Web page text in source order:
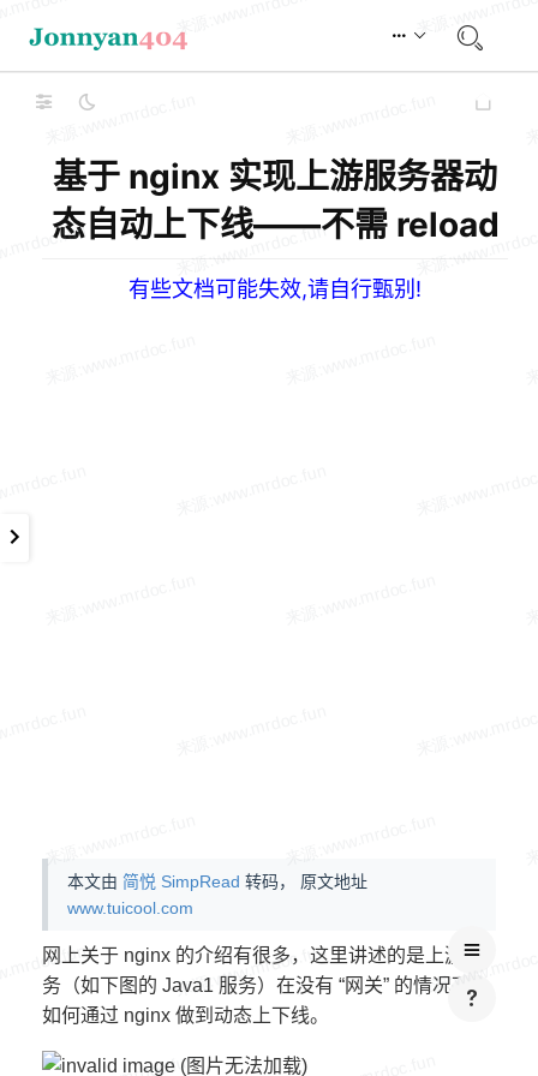
基于 nginx 实现上游服务器动
态自动上下线——不需 reload
有些文档可能失效,请自行甄别!
本文由 简悦 SimpRead 转码， 原文地址
www.tuicool.com
网上关于 nginx 的介绍有很多，这里讲述的是上游服
务（如下图的 Java1 服务）在没有 “网关” 的情况下，
如何通过 nginx 做到动态上下线。